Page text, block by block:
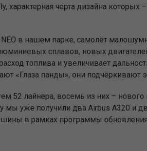
характерная черта дизайна
в нашем парке, самолёт
сплавов, новых
топлива и увеличивает
«Глаза панды», они подчёркивают
52 лайнера, восемь из них –
мы уже получили два Airbus A320 и
в рамках программы